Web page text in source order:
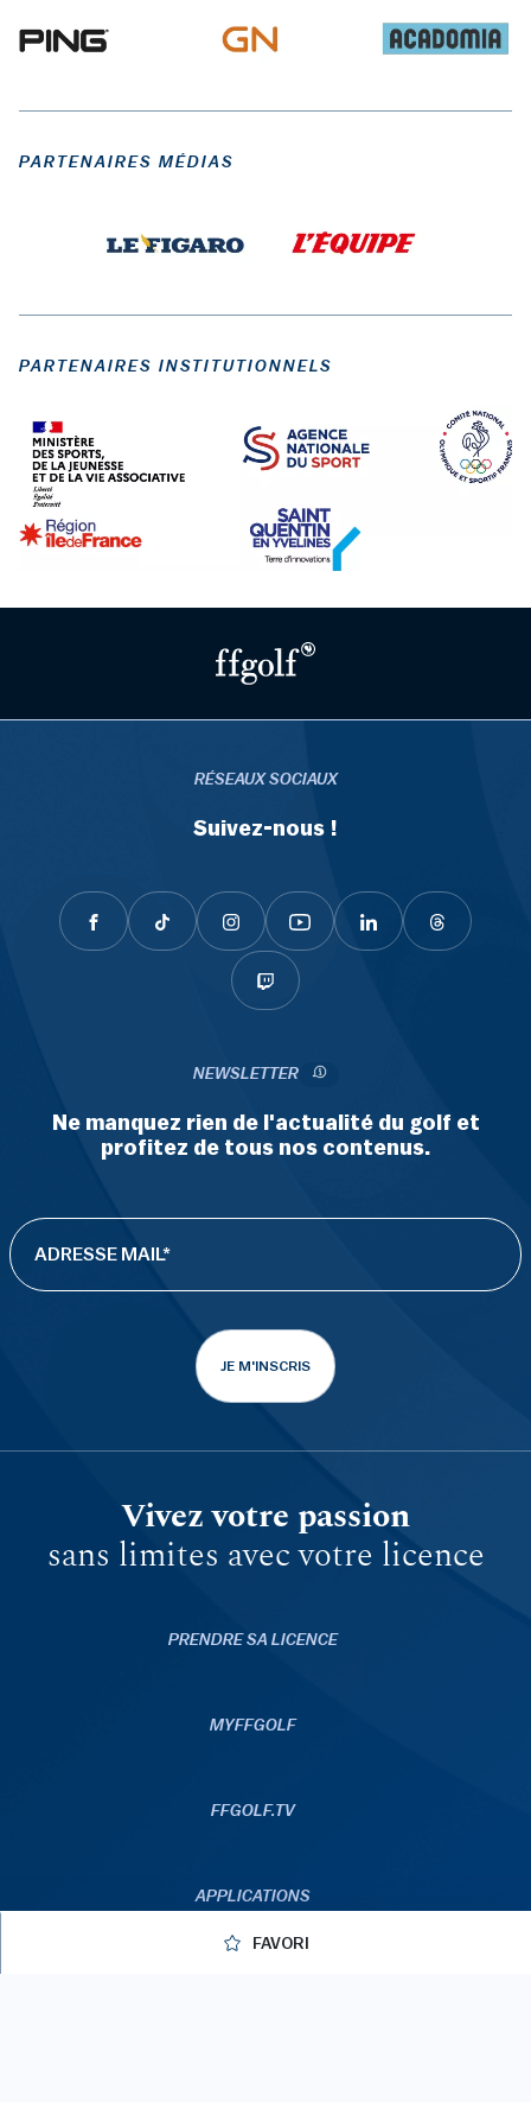
FAVORI
PARTENAIRES MÉDIAS
PARTENAIRES INSTITUTIONNELS
RÉSEAUX SOCIAUX
Suivez-nous !
NEWSLETTER
Ne manquez rien de l'actualité du golf et
profitez de tous nos contenus.
JE M'INSCRIS
Vivez votre passion
sans limites avec votre licence
PRENDRE SA LICENCE
MYFFGOLF
FFGOLF.TV
APPLICATIONS